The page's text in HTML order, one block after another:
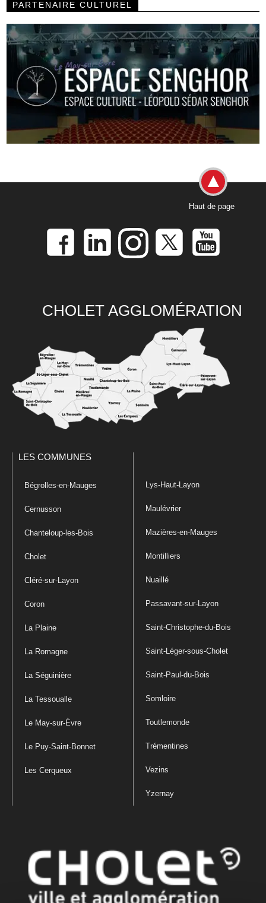
PARTENAIRE CULTUREL
Haut de page
CHOLET AGGLOMÉRATION
LES COMMUNES
Bégrolles-en-Mauges
Cernusson
Chanteloup-les-Bois
Cholet
Cléré-sur-Layon
Coron
La Plaine
La Romagne
La Séguinière
La Tessoualle
Le May-sur-Èvre
Le Puy-Saint-Bonnet
Les Cerqueux
Lys-Haut-Layon
Maulévrier
Mazières-en-Mauges
Montilliers
Nuaillé
Passavant-sur-Layon
Saint-Christophe-du-Bois
Saint-Léger-sous-Cholet
Saint-Paul-du-Bois
Somloire
Toutlemonde
Trémentines
Vezins
Yzernay